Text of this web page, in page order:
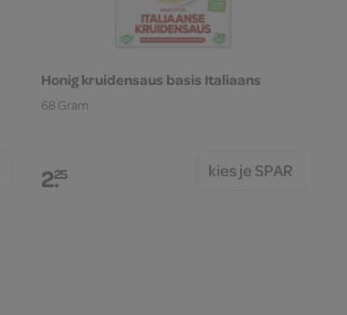
Honig kruidensaus basis Italiaans
68 Gram
2.25 kies je SPAR